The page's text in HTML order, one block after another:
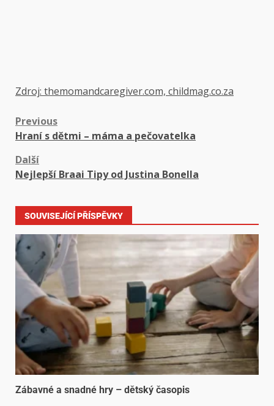
Zdroj: themomandcaregiver.com, childmag.co.za
Previous
Hraní s dětmi – máma a pečovatelka
Další
Nejlepší Braai Tipy od Justina Bonella
SOUVISEJÍCÍ PŘÍSPĚVKY
Zábavné a snadné hry – dětský časopis